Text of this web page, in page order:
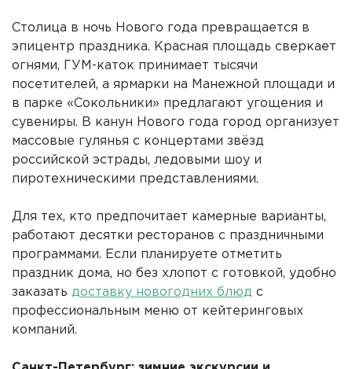
Столица в ночь Нового года превращается в
эпицентр праздника. Красная площадь сверкает
огнями, ГУМ-каток принимает тысячи
посетителей, а ярмарки на Манежной площади и
в парке «Сокольники» предлагают угощения и
сувениры. В канун Нового года город организует
массовые гулянья с концертами звёзд
российской эстрады, ледовыми шоу и
пиротехническими представлениями.
Для тех, кто предпочитает камерные варианты,
работают десятки ресторанов с праздничными
программами. Если планируете отметить
праздник дома, но без хлопот с готовкой, удобно
заказать доставку новогодних блюд с
профессиональным меню от кейтеринговых
компаний.